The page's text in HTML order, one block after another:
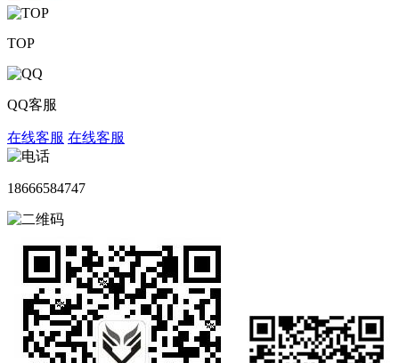
TOP
QQ客服
在线客服 在线客服
18666584747